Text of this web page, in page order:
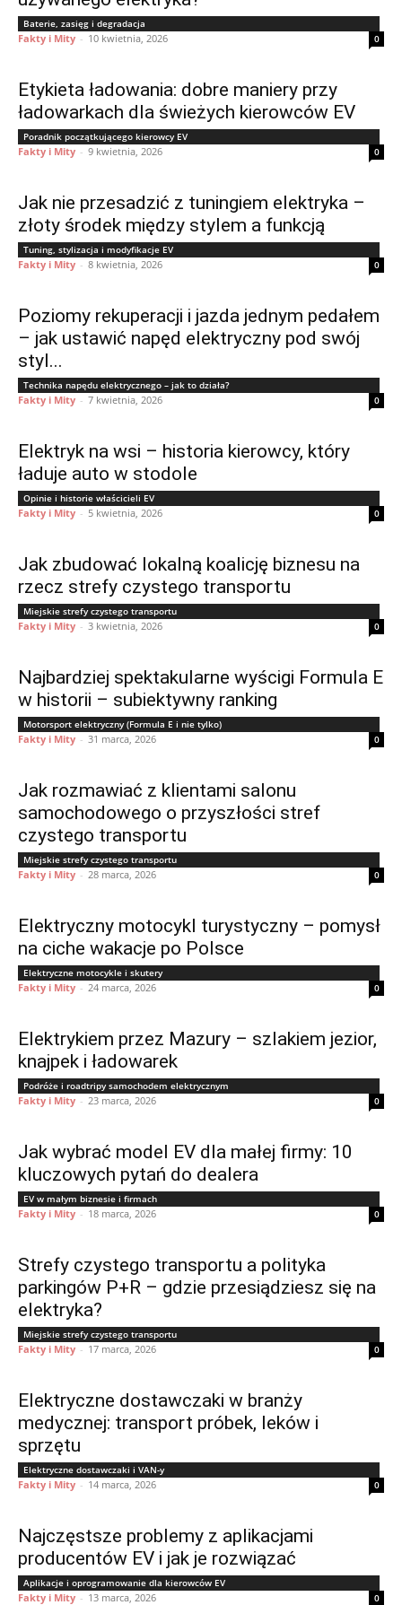
Baterie, zasięg i degradacja
Fakty i Mity - 10 kwietnia, 2026 0
Etykieta ładowania: dobre maniery przy
ładowarkach dla świeżych kierowców EV
Poradnik początkującego kierowcy EV
Fakty i Mity - 9 kwietnia, 2026 0
Jak nie przesadzić z tuningiem elektryka –
złoty środek między stylem a funkcją
Tuning, stylizacja i modyfikacje EV
Fakty i Mity - 8 kwietnia, 2026 0
Poziomy rekuperacji i jazda jednym pedałem
– jak ustawić napęd elektryczny pod swój
styl...
Technika napędu elektrycznego – jak to działa?
Fakty i Mity - 7 kwietnia, 2026 0
Elektryk na wsi – historia kierowcy, który
ładuje auto w stodole
Opinie i historie właścicieli EV
Fakty i Mity - 5 kwietnia, 2026 0
Jak zbudować lokalną koalicję biznesu na
rzecz strefy czystego transportu
Miejskie strefy czystego transportu
Fakty i Mity - 3 kwietnia, 2026 0
Najbardziej spektakularne wyścigi Formula E
w historii – subiektywny ranking
Motorsport elektryczny (Formula E i nie tylko)
Fakty i Mity - 31 marca, 2026 0
Jak rozmawiać z klientami salonu
samochodowego o przyszłości stref
czystego transportu
Miejskie strefy czystego transportu
Fakty i Mity - 28 marca, 2026 0
Elektryczny motocykl turystyczny – pomysł
na ciche wakacje po Polsce
Elektryczne motocykle i skutery
Fakty i Mity - 24 marca, 2026 0
Elektrykiem przez Mazury – szlakiem jezior,
knajpek i ładowarek
Podróże i roadtripy samochodem elektrycznym
Fakty i Mity - 23 marca, 2026 0
Jak wybrać model EV dla małej firmy: 10
kluczowych pytań do dealera
EV w małym biznesie i firmach
Fakty i Mity - 18 marca, 2026 0
Strefy czystego transportu a polityka
parkingów P+R – gdzie przesiądziesz się na
elektryka?
Miejskie strefy czystego transportu
Fakty i Mity - 17 marca, 2026 0
Elektryczne dostawczaki w branży
medycznej: transport próbek, leków i
sprzętu
Elektryczne dostawczaki i VAN-y
Fakty i Mity - 14 marca, 2026 0
Najczęstsze problemy z aplikacjami
producentów EV i jak je rozwiązać
Aplikacje i oprogramowanie dla kierowców EV
Fakty i Mity - 13 marca, 2026 0